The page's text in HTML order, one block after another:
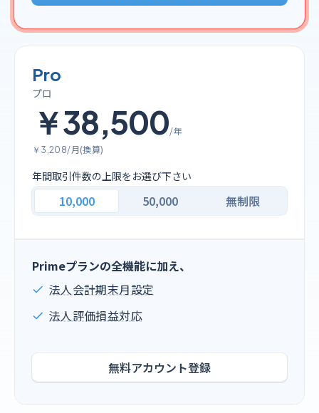
Pro
プロ
￥38,500/年
￥3,208/月(換算)
年間取引件数の上限をお選び下さい
10,000 50,000 無制限
Primeプランの全機能に加え、
法人会計期末月設定
法人評価損益対応
無料アカウント登録